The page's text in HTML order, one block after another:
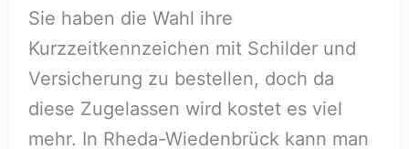
Sie haben die Wahl ihre
Kurzzeitkennzeichen mit Schilder und
Versicherung zu bestellen, doch da
diese Zugelassen wird kostet es viel
mehr. In Rheda-Wiedenbrück kann man